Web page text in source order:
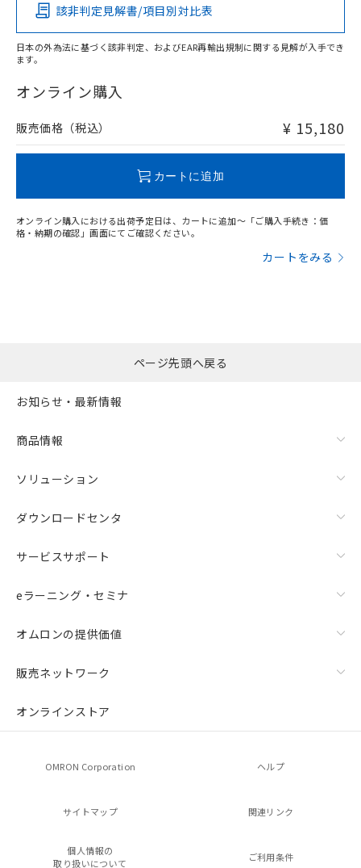
O
在庫等で未対応品が混在する可能性があります。
問い合わせください。
該非判定見解書/項目別対比表
日本の外為法に基づく該非判定、およびEAR再輸出規制に関する見解が入手でき
ます。
オンライン購入
販売価格（税込） ¥ 15,180
カートに追加
オンライン購入における出荷予定日は、カートに追加～「ご購入手続き：価
格・納期の確認」画面にてご確認ください。
カートをみる
ページ先頭へ戻る
お知らせ・最新情報
商品情報
ソリューション
ダウンロードセンタ
サービスサポート
eラーニング・セミナ
オムロンの提供価値
販売ネットワーク
オンラインストア
OMRON Corporation ヘルプ
サイトマップ 関連リンク
個人情報の
取り扱いについて
ご利用条件